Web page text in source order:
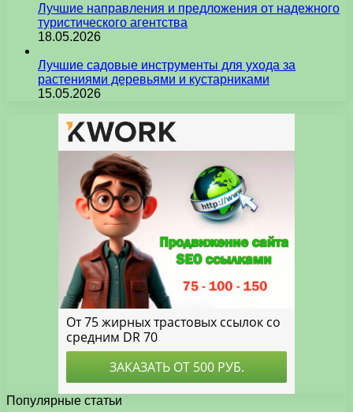
Лучшие направления и предложения от надежного
туристического агентства
18.05.2026
Лучшие садовые инструменты для ухода за
растениями деревьями и кустарниками
15.05.2026
Популярные статьи